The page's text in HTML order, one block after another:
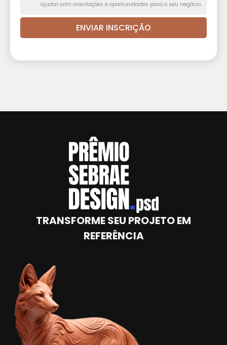
ajudar com orientações e oportunidades para o seu negócio.
ENVIAR INSCRIÇÃO
TRANSFORME SEU PROJETO EM
REFERÊNCIA